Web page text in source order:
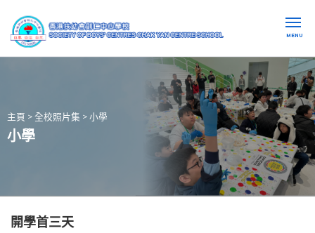
MENU
主頁 > 全校照片集 > 小學
小學
開學首三天